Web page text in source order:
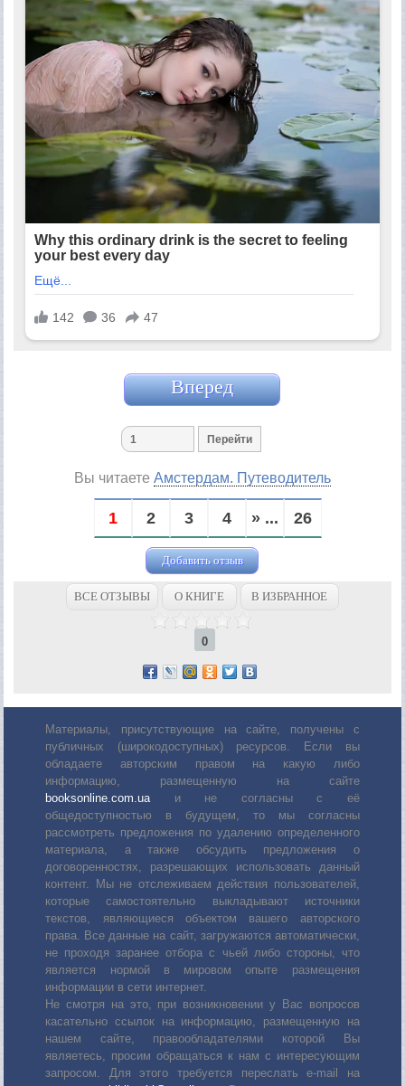
Вперед
Вы читаете Амстердам. Путеводитель
1 2 3 4 » ... 26
Добавить отзыв
ВСЕ ОТЗЫВЫ О КНИГЕ В ИЗБРАННОЕ
0
Материалы, присутствующие на сайте, получены с
публичных (широкодоступных) ресурсов. Если вы
обладаете авторским правом на какую либо
информацию, размещенную на сайте
booksonline.com.uaи не согласны с её
общедоступностью в будущем, то мы согласны
рассмотреть предложения по удалению определенного
материала, а также обсудить предложения о
договоренностях, разрешающих использовать данный
контент. Мы не отслеживаем действия пользователей,
которые самостоятельно выкладывают источники
текстов, являющиеся объектом вашего авторского
права. Все данные на сайт, загружаются автоматически,
не проходя заранее отбора с чьей либо стороны, что
является нормой в мировом опыте размещения
информации в сети интернет.
Не смотря на это, при возникновении у Вас вопросов
касательно ссылок на информацию, размещенную на
нашем сайте, правообладателями которой Вы
являетесь, просим обращаться к нам с интересующим
запросом. Для этого требуется переслать е-mail на